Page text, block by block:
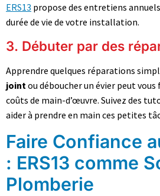
ERS13 propose des entretiens
durée de vie de votre installation.
3. Débuter par des
Apprendre quelques réparations
joint ou déboucher un évier peut
coûts de main-d’œuvre. Suivez des
aider à prendre en main ces petites
Faire Confiance
: ERS13 comme
Plomberie